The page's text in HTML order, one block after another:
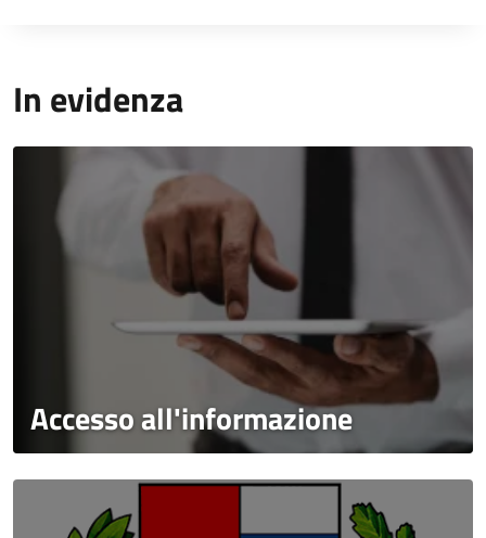
In evidenza
Accesso all'informazione